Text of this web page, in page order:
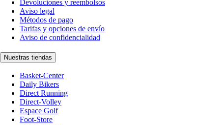
Devoluciones y reembolsos
Aviso legal
Métodos de pago
Tarifas y opciones de envío
Aviso de confidencialidad
Nuestras tiendas
Basket-Center
Daily Bikers
Direct Running
Direct-Volley
Espace Golf
Foot-Store